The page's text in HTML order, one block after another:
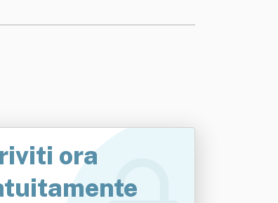
ora